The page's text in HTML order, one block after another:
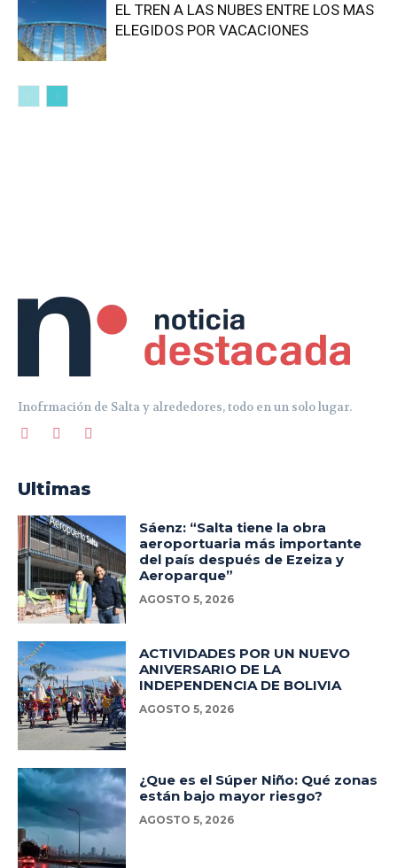
EL TREN A LAS NUBES ENTRE LOS MAS
ELEGIDOS POR VACACIONES
Inofrmación de Salta y alrededores, todo en un solo lugar.
Ultimas
Sáenz: “Salta tiene la obra
aeroportuaria más importante
del país después de Ezeiza y
Aeroparque”
AGOSTO 5, 2026
ACTIVIDADES POR UN NUEVO
ANIVERSARIO DE LA
INDEPENDENCIA DE BOLIVIA
AGOSTO 5, 2026
¿Que es el Súper Niño: Qué zonas
están bajo mayor riesgo?
AGOSTO 5, 2026